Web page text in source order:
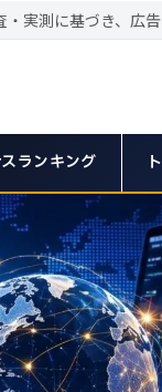
実測に基づき、広
ランキング